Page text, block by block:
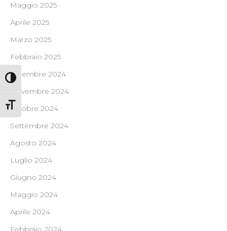
Attiva/disattiva alto contrasto
Attiva/disattiva dimensione testo
Maggio 2025
Aprile 2025
Marzo 2025
Febbraio 2025
Dicembre 2024
Novembre 2024
Ottobre 2024
Settembre 2024
Agosto 2024
Luglio 2024
Giugno 2024
Maggio 2024
Aprile 2024
Febbraio 2024